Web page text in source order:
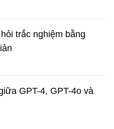
trắc nghiệm bằng
GPT-4, GPT-4o và